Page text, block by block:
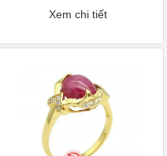
Xem chi tiết